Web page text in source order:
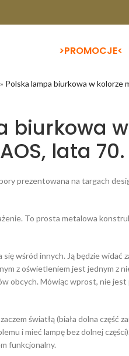
>PROMOCJE<
Polska lampa biurkowa w kolorze
biurkowa
lata 70.
prezentowana na targach
To prosta metalowa
wśród innych. Ją będzie widać
z oświetleniem jest jednym z
obcych. Mówiąc wprost, nie
światłą (biała dolna część
i mieć lampę bez dolnej
funkcjonalny.